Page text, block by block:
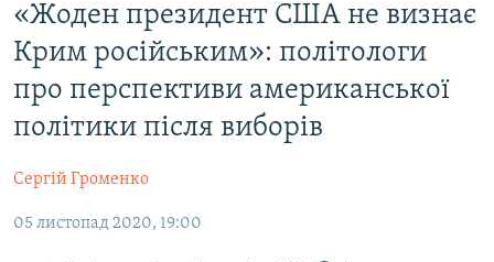
основного
матеріалу
Перейти
до
основної
Перейти
до
ВОДА.КРИМ
ВІДЕО ТА ФОТО
ПОЛІТИКА
ПОГЛЯД
ІНТЕРВ'Ю
«Жоден президент США не визнає
Крим російським»: політологи
про перспективи американської
політики після виборів
Сергій Громенко
05 листопад 2020, 19:00